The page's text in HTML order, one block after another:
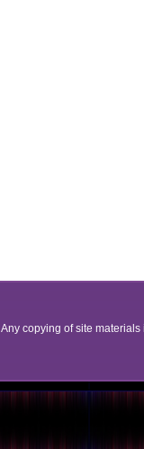
Any copying of site